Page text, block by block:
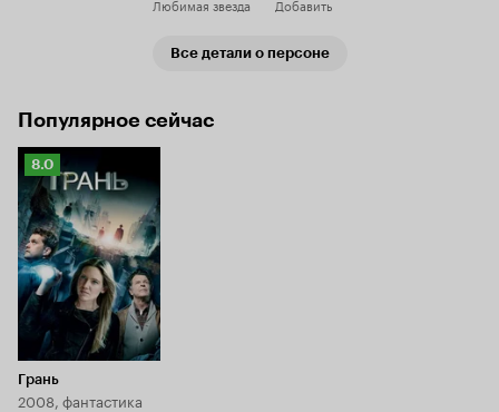
Любимая звезда Добавить
Все детали о персоне
Популярное сейчас
Рейтинг
Кинопоиска
8.0
8.0
Грань
2008, фантастика